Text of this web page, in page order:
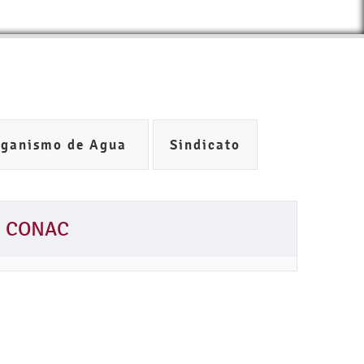
de Agua
Sindicato
CONAC